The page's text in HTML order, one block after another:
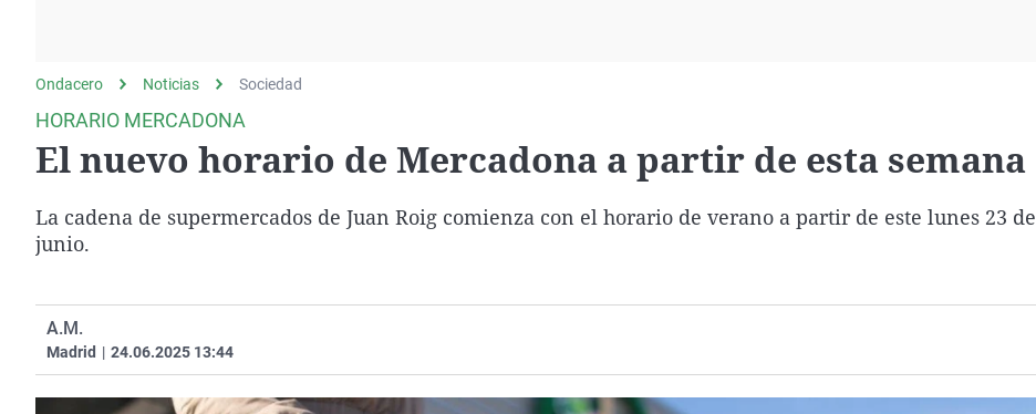
Como el perro y elEquipo de investigación
Negra
País Vasco
Ondacero Noticias Sociedad
HORARIO MERCADONA
El nuevo horario de Mercadona a partir de esta semana
La cadena de supermercados de Juan Roig comienza con el horario de verano a partir de este lunes 23 de
junio.
A.M.
Madrid | 24.06.2025 13:44